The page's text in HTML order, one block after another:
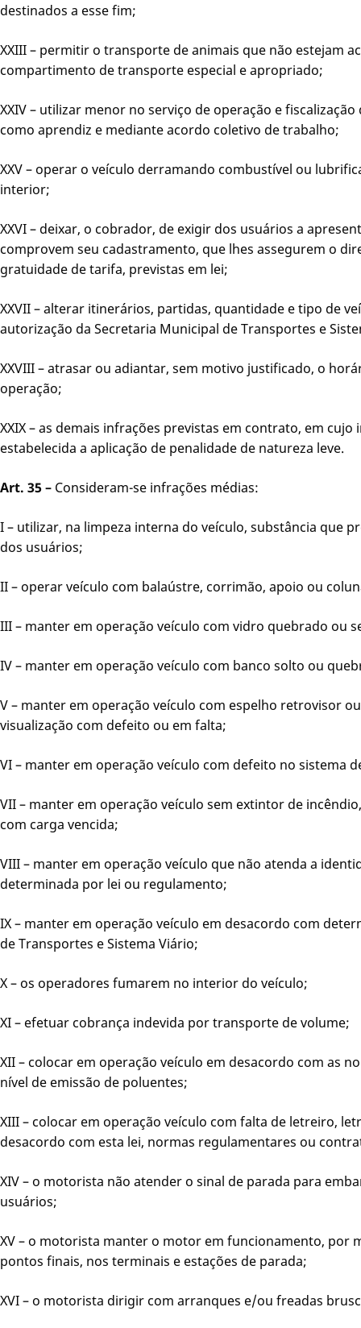
destinados a esse fim;
XXIII – permitir o transporte de animais que não estejam
compartimento de transporte especial e apropriado;
XXIV – utilizar menor no serviço de operação e
como aprendiz e mediante acordo coletivo de trabalho;
XXV – operar o veículo derramando combustível ou
interior;
XXVI – deixar, o cobrador, de exigir dos usuários a
comprovem seu cadastramento, que lhes assegurem o
gratuidade de tarifa, previstas em lei;
XXVII – alterar itinerários, partidas, quantidade e tipo de
autorização da Secretaria Municipal de Transportes e
XXVIII – atrasar ou adiantar, sem motivo justificado, o
operação;
XXIX – as demais infrações previstas em contrato, em
estabelecida a aplicação de penalidade de natureza leve.
Art. 35 – Consideram-se infrações médias:
I – utilizar, na limpeza interna do veículo, substância que
dos usuários;
II – operar veículo com balaústre, corrimão, apoio ou
III – manter em operação veículo com vidro quebrado ou
IV – manter em operação veículo com banco solto ou
V – manter em operação veículo com espelho retrovisor
visualização com defeito ou em falta;
VI – manter em operação veículo com defeito no sistema
VII – manter em operação veículo sem extintor de
com carga vencida;
VIII – manter em operação veículo que não atenda a
determinada por lei ou regulamento;
IX – manter em operação veículo em desacordo com
de Transportes e Sistema Viário;
X – os operadores fumarem no interior do veículo;
XI – efetuar cobrança indevida por transporte de volume;
XII – colocar em operação veículo em desacordo com as
nível de emissão de poluentes;
XIII – colocar em operação veículo com falta de letreiro,
desacordo com esta lei, normas regulamentares ou
XIV – o motorista não atender o sinal de parada para
usuários;
XV – o motorista manter o motor em funcionamento, por
pontos finais, nos terminais e estações de parada;
XVI – o motorista dirigir com arranques e/ou freadas